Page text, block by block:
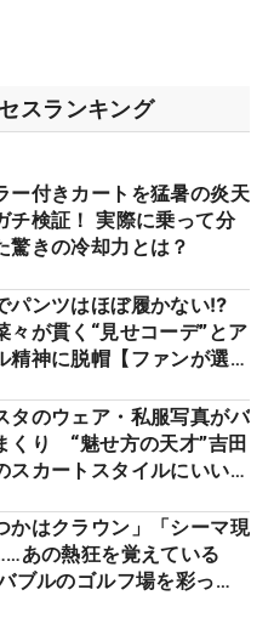
スランキング
ー付きカートを猛暑の炎天
チ検証！ 実際に乗って分
驚きの冷却力とは？
パンツはほぼ履かない⁉
々が貫く“見せコーデ”とア
精神に脱帽【ファンが選ぶ
タのウェア・私服写真がバ
くり “魅せ方の天才”吉田
スカートスタイルにいい
かはクラウン」「シーマ現
あの熱狂を覚えている
ブルのゴルフ場を彩った